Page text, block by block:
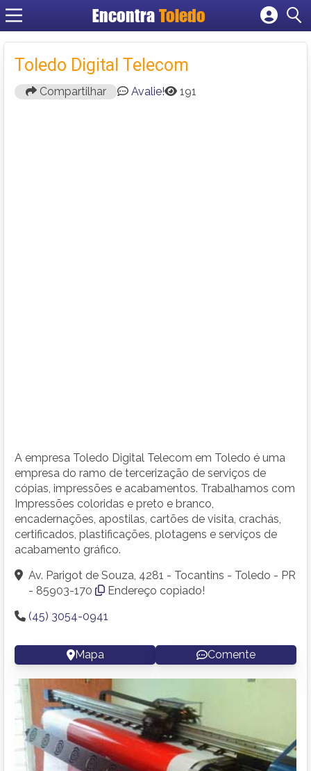
Encontra Toledo
Cadastrar empresa
Criar conta
Toledo Digital Telecom
Compartilhar Avalie! 191
A empresa Toledo Digital Telecom em Toledo é uma
empresa do ramo de tercerização de serviços de
cópias, impressões e acabamentos. Trabalhamos com
Impressões coloridas e preto e branco,
encadernações, apostilas, cartões de visita, crachás,
certificados, plastificações, plotagens e serviços de
acabamento gráfico.
Av. Parigot de Souza, 4281 - Tocantins - Toledo - PR
- 85903-170
Endereço copiado!
(45) 3054-0941
Mapa Comente